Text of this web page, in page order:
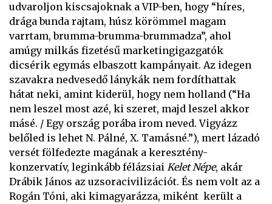
udvaroljon kiscsajoknak a VIP-ben, hogy “híres,
drága bunda rajtam, húsz körömmel magam
varrtam, brumma-brumma-brummadza”, ahol
amúgy milkás fizetésű marketingigazgatók
dicsérik egymás elbaszott kampányait. Az idegen
szavakra nedvesedő lánykák nem fordíthattak
hátat neki, amint kiderül, hogy nem holland (“Ha
nem leszel most azé, ki szeret, majd leszel akkor
másé. / Egy ország porába irom neved. Vigyázz
belőled is lehet N. Pálné, X. Tamásné.”), mert lázadó
versét fölfedezte magának a keresztény-
konzervatív, leginkább félázsiai Kelet Népe, akár
Drábik János az uzsoracivilizációt. És nem volt az a
Rogán Tóni, aki kimagyarázza, miként került a